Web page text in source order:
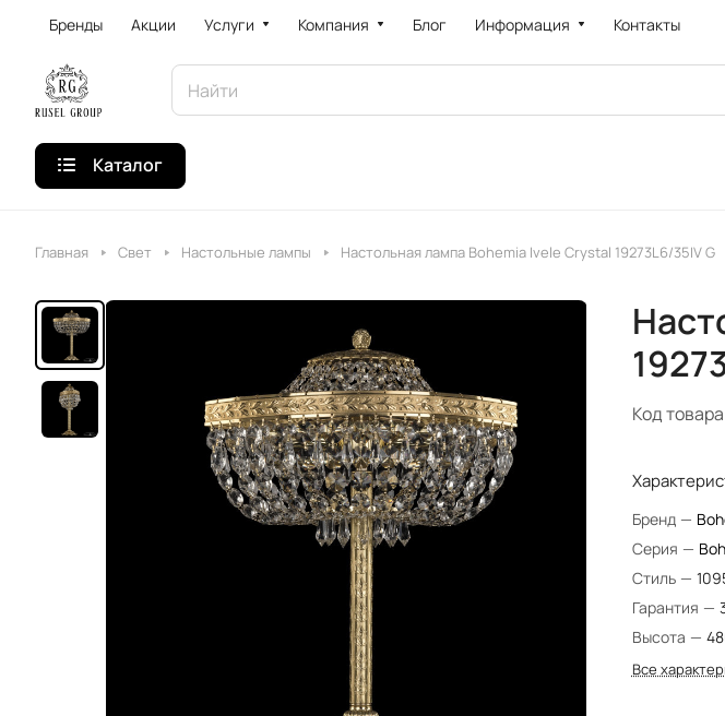
Бренды Акции Услуги Компания Блог Информация Контакты
Каталог
Главная Свет Настольные лампы Настольная лампа Bohemia Ivele Crystal 19273L6/35IV G
Код
Бренд —
Серия —
Стиль —
Гарантия —
Высота —
Все